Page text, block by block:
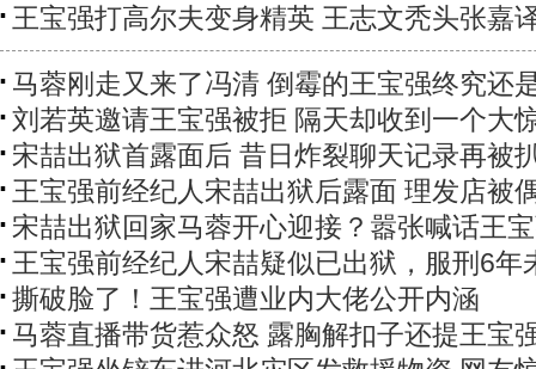
王宝强打高尔夫变身精英 王志文秃头张嘉
马蓉刚走又来了冯清 倒霉的王宝强终究还
刘若英邀请王宝强被拒 隔天却收到一个大
宋喆出狱首露面后 昔日炸裂聊天记录再被
王宝强前经纪人宋喆出狱后露面 理发店被
宋喆出狱回家马蓉开心迎接？嚣张喊话王
王宝强前经纪人宋喆疑似已出狱，服刑6年
撕破脸了！王宝强遭业内大佬公开内涵
马蓉直播带货惹众怒 露胸解扣子还提王宝